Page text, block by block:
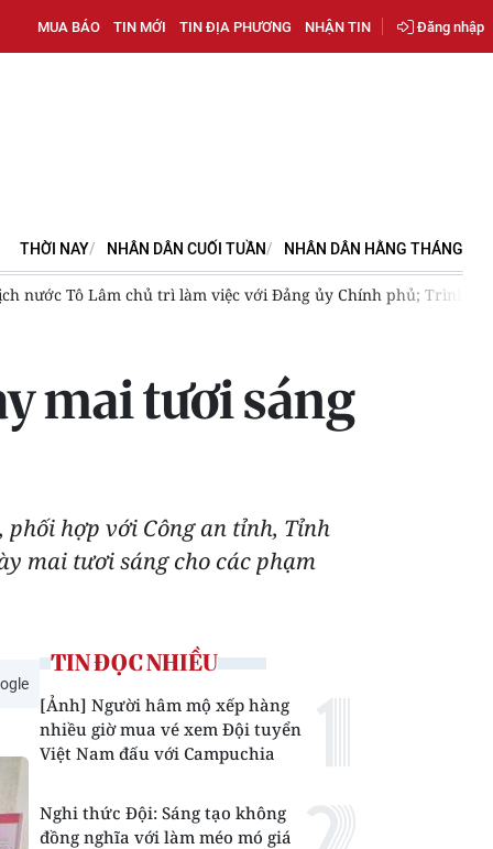
MUA BÁO TIN MỚI TIN ĐỊA PHƯƠNG NHẬN TIN Đăng nhập
THỜI NAY NHÂN DÂN CUỐI TUẦN NHÂN DÂN HẰNG THÁNG
trì làm việc với Đảng ủy Chính phủ; Trình Quốc hội việc
mai tươi sáng
phối hợp với Công an tỉnh, Tỉnh
mai tươi sáng cho các phạm
TIN ĐỌC NHIỀU
[Ảnh] Người hâm mộ xếp hàng
nhiều giờ mua vé xem Đội tuyển
Việt Nam đấu với Campuchia
Nghi thức Đội: Sáng tạo không
đồng nghĩa với làm méo mó giá